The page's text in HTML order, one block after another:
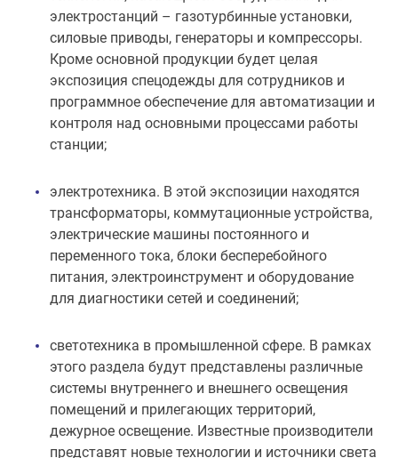
электростанций – газотурбинные установки,
силовые приводы, генераторы и компрессоры.
Кроме основной продукции будет целая
экспозиция спецодежды для сотрудников и
программное обеспечение для автоматизации и
контроля над основными процессами работы
станции;
электротехника. В этой экспозиции находятся
трансформаторы, коммутационные устройства,
электрические машины постоянного и
переменного тока, блоки бесперебойного
питания, электроинструмент и оборудование
для диагностики сетей и соединений;
светотехника в промышленной сфере. В рамках
этого раздела будут представлены различные
системы внутреннего и внешнего освещения
помещений и прилегающих территорий,
дежурное освещение. Известные производители
представят новые технологии и источники света